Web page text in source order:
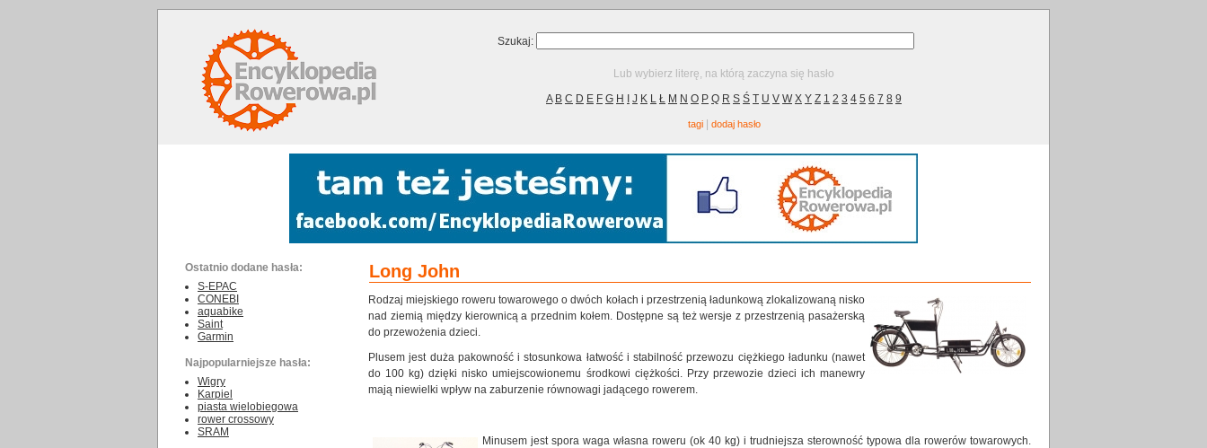
Szukaj:
Lub wybierz literę, na którą zaczyna się hasło
A B C D E F G H J K L Ł M N O P Q R S Ś T U V W X Y Z 1 2 3 4 5 6 7 8 9
tagi| dodaj hasło
Ostatnio dodane hasła:
S-EPAC
CONEBI
aquabike
Saint
Garmin
Najpopularniejsze hasła:
Wigry
Karpiel
piasta wielobiegowa
rower crossowy
SRAM
Long John
Rodzaj miejskiego roweru towarowego o dwóch kołach i przestrzenią ładunkową zlokalizowaną nisko
nad ziemią między kierownicą a przednim kołem. Dostępne są też wersje z przestrzenią pasażerską
do przewożenia dzieci.
Plusem jest duża pakowność i stosunkowa łatwość i stabilność przewozu ciężkiego ładunku (nawet
do 100 kg) dzięki nisko umiejscowionemu środkowi ciężkości. Przy przewozie dzieci ich manewry
mają niewielki wpływ na zaburzenie równowagi jadącego rowerem.
Minusem jest spora waga własna roweru (ok 40 kg) i trudniejsza sterowność typowa dla rowerów towarowych.